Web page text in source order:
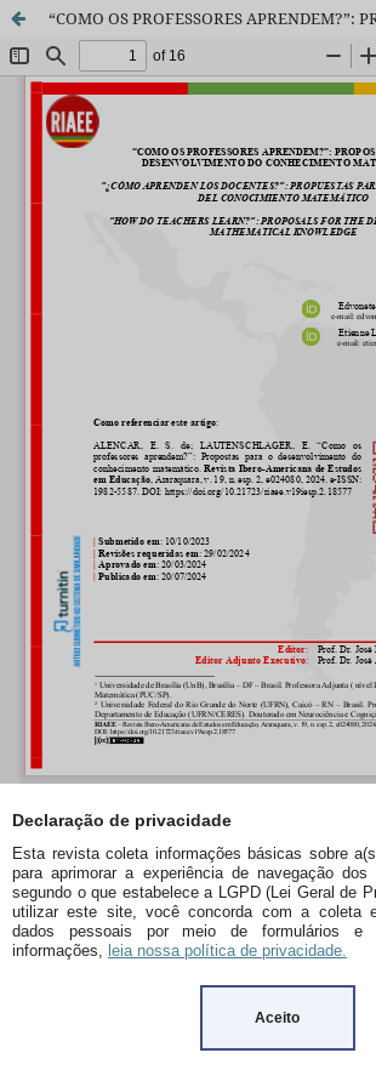
Declaração de privacidade
Esta revista coleta informações básicas sobre
para aprimorar a experiência de navegação
segundo o que estabelece a LGPD (Lei Geral de
utilizar este site, você concorda com a coleta
dados pessoais por meio de formulários e
informações, leia nossa política de privacidade.
Aceito